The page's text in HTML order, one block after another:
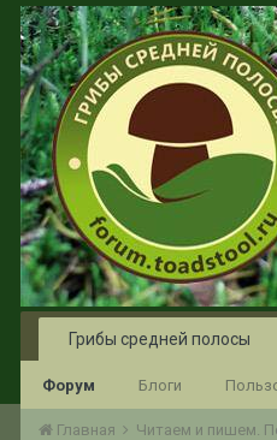
Грибы средней полосы
Форум Блоги
Главная Читаем и пишем.